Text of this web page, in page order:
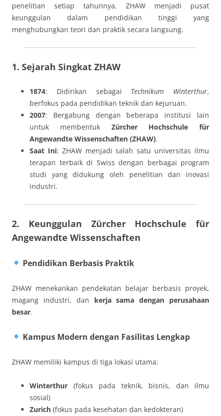
penelitian setiap tahunnya, ZHAW menjadi pusat
keunggulan dalam pendidikan tinggi yang
menghubungkan teori dan praktik secara langsung.
1. Sejarah Singkat ZHAW
1874: Didirikan sebagai Technikum Winterthur,
berfokus pada pendidikan teknik dan kejuruan.
2007: Bergabung dengan beberapa institusi lain
untuk membentuk Zürcher Hochschule für
Angewandte Wissenschaften (ZHAW).
Saat Ini: ZHAW menjadi salah satu universitas ilmu
terapan terbaik di Swiss dengan berbagai program
studi yang didukung oleh penelitian dan inovasi
industri.
2. Keunggulan Zürcher Hochschule für
Angewandte Wissenschaften
Pendidikan Berbasis Praktik
ZHAW menekankan pendekatan belajar berbasis proyek,
magang industri, dan kerja sama dengan perusahaan
besar.
Kampus Modern dengan Fasilitas Lengkap
ZHAW memiliki kampus di tiga lokasi utama:
Winterthur (fokus pada teknik, bisnis, dan ilmu
sosial)
Zurich (fokus pada kesehatan dan kedokteran)